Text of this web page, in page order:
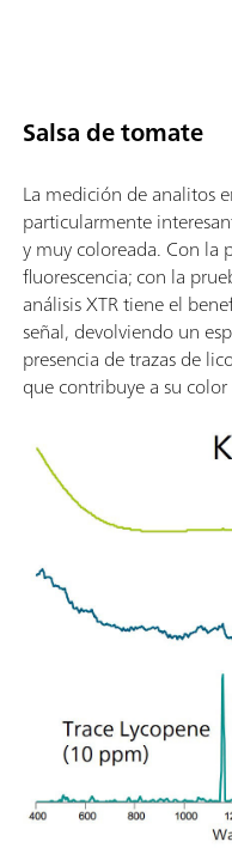
Salsa de tomate
La medición de analitos
particularmente
y muy coloreada. Con la
fluorescencia; con la
análisis XTR tiene el
señal, devolviendo un
presencia de trazas de
que contribuye a su